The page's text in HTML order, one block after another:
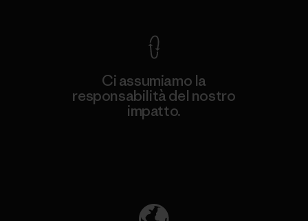
Ci assumiamo la
responsabilità del nostro
impatto.